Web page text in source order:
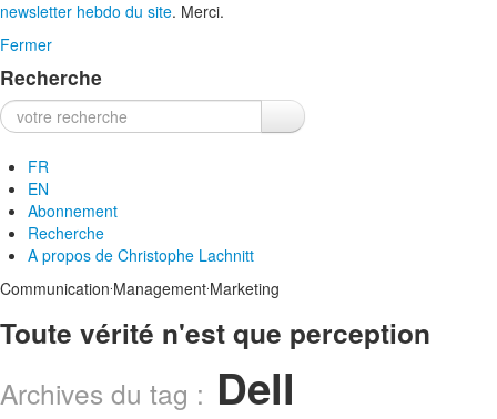
newsletter hebdo du site. Merci.
Fermer
Recherche
Recherche :
FR
EN
Abonnement
Recherche
A propos de Christophe Lachnitt
Communication Management Marketing
Toute vérité n'est que perception
Archives du tag : Dell